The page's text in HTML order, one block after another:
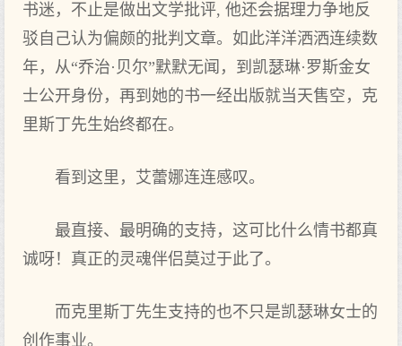
书迷，不止是做出文学批评, 他还会据理力争地反
驳自己认为偏颇的批判文章。如此洋洋洒洒连续数
年，从“乔治·贝尔”默默无闻，到凯瑟琳·罗斯金女
士公开身份，再到她的书一经出版就当天售空，克
里斯丁先生始终都在。
看到这里，艾蕾娜连连感叹。
最直接、最明确的支持，这可比什么情书都真
诚呀！真正的灵魂伴侣莫过于此了。
而克里斯丁先生支持的也不只是凯瑟琳女士的
创作事业。